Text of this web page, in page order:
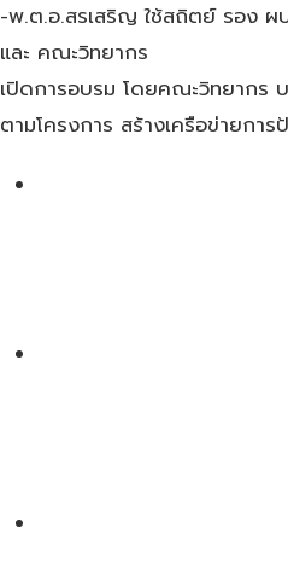
-พ.ต.อ.สรเสริญ ใช้สถิตย์ รอง ผ
และ คณะวิทยากร
เปิดการอบรม โดยคณะวิทยากร
ตามโครงการ สร้างเครือข่ายก